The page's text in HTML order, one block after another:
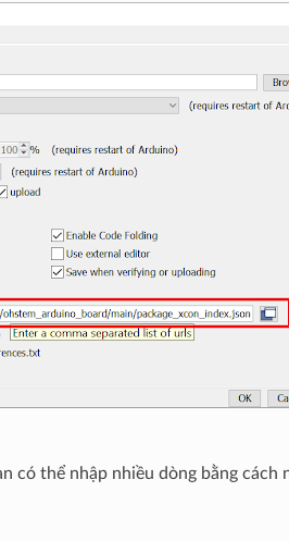
có thể nhập nhiều dòng bằng cách